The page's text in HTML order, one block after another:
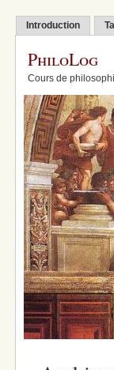
Introduction
PhiloLog
Cours de